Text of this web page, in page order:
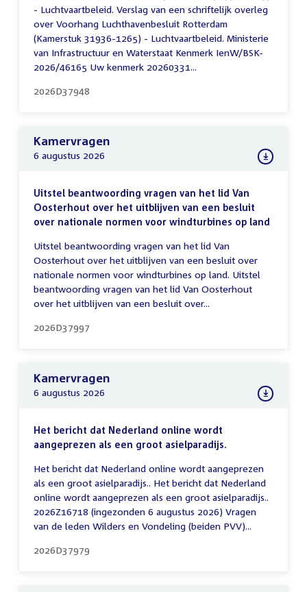
- Luchtvaartbeleid. Verslag van een schriftelijk overleg
over Voorhang Luchthavenbesluit Rotterdam
(Kamerstuk 31936-1265) - Luchtvaartbeleid. Ministerie
van Infrastructuur en Waterstaat Kenmerk IenW/BSK-
2026/46165 Uw kenmerk 20260331...
2026D37948
Kamervragen
6 augustus 2026
Uitstel beantwoording vragen van het lid Van
Oosterhout over het uitblijven van een besluit
over nationale normen voor windturbines op land
Uitstel beantwoording vragen van het lid Van
Oosterhout over het uitblijven van een besluit over
nationale normen voor windturbines op land. Uitstel
beantwoording vragen van het lid Van Oosterhout
over het uitblijven van een besluit over...
2026D37997
Kamervragen
6 augustus 2026
Het bericht dat Nederland online wordt
aangeprezen als een groot asielparadijs.
Het bericht dat Nederland online wordt aangeprezen
als een groot asielparadijs.. Het bericht dat Nederland
online wordt aangeprezen als een groot asielparadijs..
2026Z16718 (ingezonden 6 augustus 2026) Vragen
van de leden Wilders en Vondeling (beiden PVV)...
2026D37979